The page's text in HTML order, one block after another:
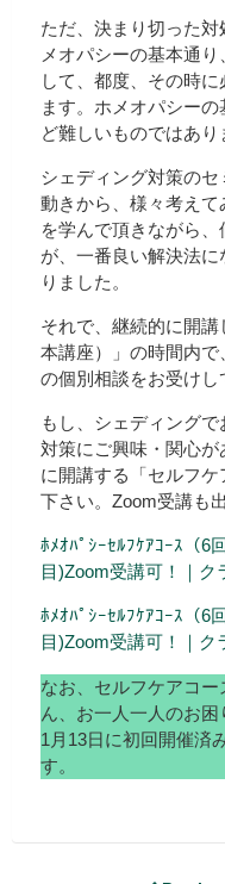
ただ、決まり切った
メオパシーの基本通
して、都度、その時
ます。ホメオパシー
ど難しいものではあり
シェディング対策の
動きから、様々考え
を学んで頂きながら
が、一番良い解決法
りました。
それで、継続的に開
本講座）」の時間内
の個別相談をお受けし
もし、シェディング
対策にご興味・関心が
に開講する「セルフ
下さい。Zoom受講も
ﾎﾒｵﾊﾟｼｰｾﾙﾌｹｱｺｰｽ（6
目)Zoom受講可！｜
ﾎﾒｵﾊﾟｼｰｾﾙﾌｹｱｺｰｽ（6
目)Zoom受講可！｜
なお、セルフケアコ
ん、お一人一人のお
1月13日に初回開催済
す。